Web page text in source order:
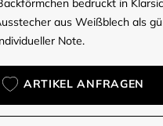
bedruckt in
aus Weißblech als
Note.
ARTIKEL ANFRAGEN